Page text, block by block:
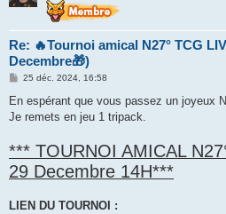
Re: 🔥Tournoi amical N27° TCG
Decembre🎁)
M
s
a
25 déc. 2024, 16:58
En espérant que vous passez un joyeux
Je remets en jeu 1 tripack.
*** TOURNOI AMICAL
29 Decembre 14H***
LIEN DU TOURNOI :